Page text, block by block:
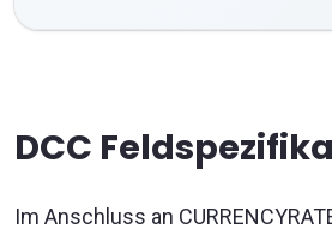
DCC
Im Anschluss an